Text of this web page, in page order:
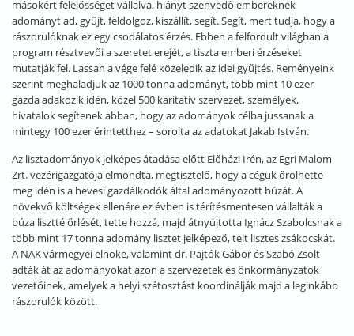
másokért felelősséget vállalva, hiányt szenvedő embereknek
adományt ad, gyűjt, feldolgoz, kiszállít, segít. Segít, mert tudja, hogy a
rászorulóknak ez egy csodálatos érzés. Ebben a felfordult világban a
program résztvevői a szeretet erejét, a tiszta emberi érzéseket
mutatják fel. Lassan a vége felé közeledik az idei gyűjtés. Reményeink
szerint meghaladjuk az 1000 tonna adományt, több mint 10 ezer
gazda adakozik idén, közel 500 karitatív szervezet, személyek,
hivatalok segítenek abban, hogy az adományok célba jussanak a
mintegy 100 ezer érintetthez – sorolta az adatokat Jakab István.
Az lisztadományok jelképes átadása előtt Előházi Irén, az Egri Malom
Zrt. vezérigazgatója elmondta, megtisztelő, hogy a cégük őrölhette
meg idén is a hevesi gazdálkodók által adományozott búzát. A
növekvő költségek ellenére ez évben is térítésmentesen vállalták a
búza lisztté őrlését, tette hozzá, majd átnyújtotta Ignácz Szabolcsnak a
több mint 17 tonna adomány lisztet jelképező, telt lisztes zsákocskát.
A NAK vármegyei elnöke, valamint dr. Pajtók Gábor és Szabó Zsolt
adták át az adományokat azon a szervezetek és önkormányzatok
vezetőinek, amelyek a helyi szétosztást koordinálják majd a leginkább
rászorulók között.